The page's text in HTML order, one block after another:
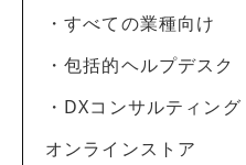
・すべての業種向け
・包括的ヘルプデスク
・DXコンサルティング
オンラインストア